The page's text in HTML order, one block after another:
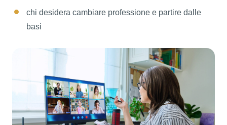
chi desidera cambiare professione e partire dalle
basi